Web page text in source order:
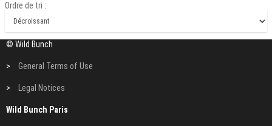
Ordre de tri :
© Wild Bunch
> General Terms of Use
> Legal Notices
Wild Bunch Paris